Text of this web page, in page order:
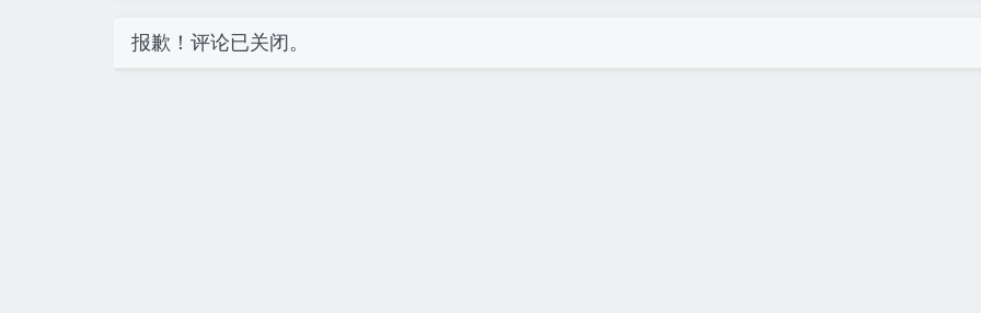
报歉！评论已关闭。